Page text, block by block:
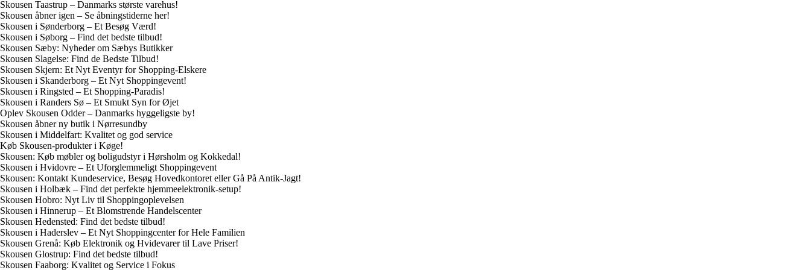
Skousen Taastrup – Danmarks største varehus!
Skousen åbner igen – Se åbningstiderne her!
Skousen i Sønderborg – Et Besøg Værd!
Skousen i Søborg – Find det bedste tilbud!
Skousen Sæby: Nyheder om Sæbys Butikker
Skousen Slagelse: Find de Bedste Tilbud!
Skousen Skjern: Et Nyt Eventyr for Shopping-Elskere
Skousen i Skanderborg – Et Nyt Shoppingevent!
Skousen i Ringsted – Et Shopping-Paradis!
Skousen i Randers Sø – Et Smukt Syn for Øjet
Oplev Skousen Odder – Danmarks hyggeligste by!
Skousen åbner ny butik i Nørresundby
Skousen i Middelfart: Kvalitet og god service
Køb Skousen-produkter i Køge!
Skousen: Køb møbler og boligudstyr i Hørsholm og Kokkedal!
Skousen i Hvidovre – Et Uforglemmeligt Shoppingevent
Skousen: Kontakt Kundeservice, Besøg Hovedkontoret eller Gå På Antik-Jagt!
Skousen i Holbæk – Find det perfekte hjemmeelektronik-setup!
Skousen Hobro: Nyt Liv til Shoppingoplevelsen
Skousen i Hinnerup – Et Blomstrende Handelscenter
Skousen Hedensted: Find det bedste tilbud!
Skousen i Haderslev – Et Nyt Shoppingcenter for Hele Familien
Skousen Grenå: Køb Elektronik og Hvidevarer til Lave Priser!
Skousen Glostrup: Find det bedste tilbud!
Skousen Faaborg: Kvalitet og Service i Fokus